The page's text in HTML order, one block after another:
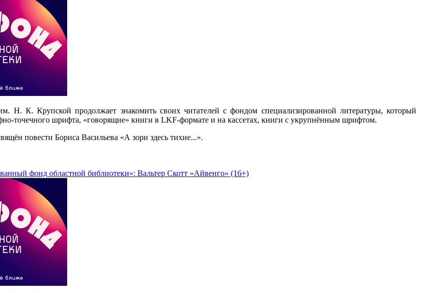
Н. К. Крупской продолжает знакомить своих читателей с фондом специализированной литературы, который
точечного шрифта, «говорящие» книги в LKF-формате и на кассетах, книги с укрупнённым шрифтом.
повести Бориса Васильева «А зори здесь тихие...».
фонд областной библиотеки»: Вальтер Скотт «Айвенго» (16+)